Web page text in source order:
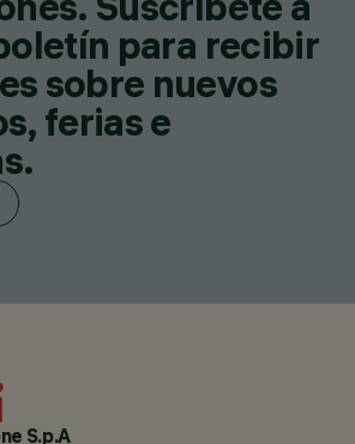
para recibir
sobre nuevos
ferias e
S.p.A